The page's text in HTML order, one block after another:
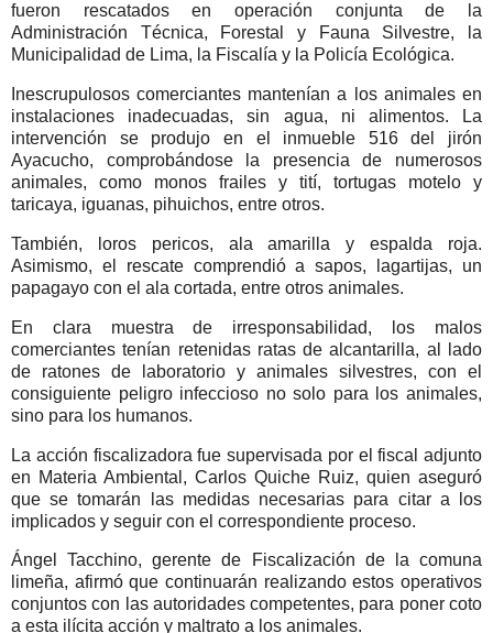
fueron rescatados en operación conjunta de la
Administración Técnica, Forestal y Fauna Silvestre, la
Municipalidad de Lima, la Fiscalía y la Policía Ecológica.
Inescrupulosos comerciantes mantenían a los animales en
instalaciones inadecuadas, sin agua, ni alimentos. La
intervención se produjo en el inmueble 516 del jirón
Ayacucho, comprobándose la presencia de numerosos
animales, como monos frailes y tití, tortugas motelo y
taricaya, iguanas, pihuichos, entre otros.
También, loros pericos, ala amarilla y espalda roja.
Asimismo, el rescate comprendió a sapos, lagartijas, un
papagayo con el ala cortada, entre otros animales.
En clara muestra de irresponsabilidad, los malos
comerciantes tenían retenidas ratas de alcantarilla, al lado
de ratones de laboratorio y animales silvestres, con el
consiguiente peligro infeccioso no solo para los animales,
sino para los humanos.
La acción fiscalizadora fue supervisada por el fiscal adjunto
en Materia Ambiental, Carlos Quiche Ruiz, quien aseguró
que se tomarán las medidas necesarias para citar a los
implicados y seguir con el correspondiente proceso.
Ángel Tacchino, gerente de Fiscalización de la comuna
limeña, afirmó que continuarán realizando estos operativos
conjuntos con las autoridades competentes, para poner coto
a esta ilícita acción y maltrato a los animales.